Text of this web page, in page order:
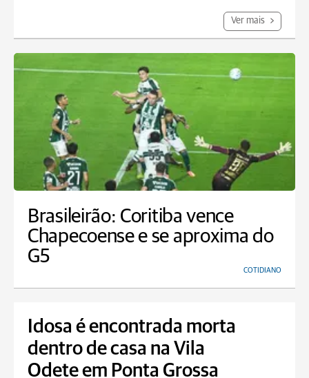
Ver mais
Brasileirão: Coritiba vence
Chapecoense e se aproxima do
G5
COTIDIANO
Idosa é encontrada morta
dentro de casa na Vila
Odete em Ponta Grossa